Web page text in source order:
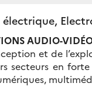
AUDIO-
et de
secteurs en